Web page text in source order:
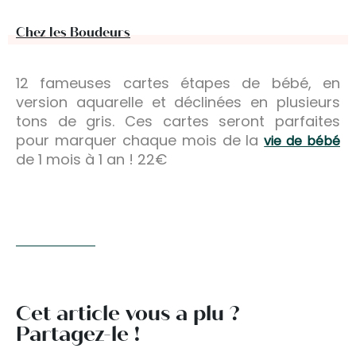
Chez les Boudeurs
12 fameuses cartes étapes de bébé, en
version aquarelle et déclinées en plusieurs
tons de gris. Ces cartes seront parfaites
pour marquer chaque mois de lavie de bébé
de 1 mois à 1 an ! 22€
Cet article vous a plu ?
Partagez-le !